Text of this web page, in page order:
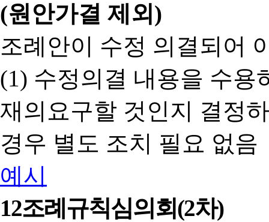
(원안가결 제외)
조례안이 수정 의결되어
(1) 수정의결 내용을 수용
재의요구할 것인지 결정
경우 별도 조치 필요 없음
예시
12조례규칙심의회(2차)